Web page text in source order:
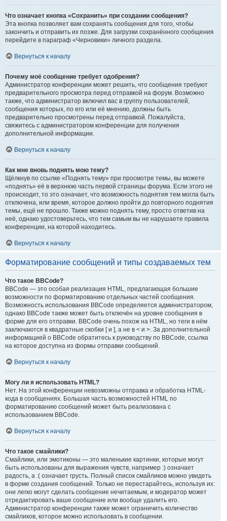
Что означает кнопка «Сохранить» при создании сообщения?
Эта кнопка позволяет вам сохранять сообщения для того, чтобы
закончить и отправить их позже. Для загрузки сохранённого сообщения
перейдите в параграф «Черновики» личного раздела.
Вернуться к началу
Почему моё сообщение требует одобрения?
Администратор конференции может решить, что сообщения требуют
предварительного просмотра перед отправкой на форум. Возможно
также, что администратор включил вас в группу пользователей,
сообщения которых, по его или её мнению, должны быть
предварительно просмотрены перед отправкой. Пожалуйста,
свяжитесь с администратором конференции для получения
дополнительной информации.
Вернуться к началу
Как мне вновь поднять мою тему?
Щёлкнув по ссылке «Поднять тему» при просмотре темы, вы можете
«поднять» её в верхнюю часть первой страницы форума. Если этого не
происходит, то это означает, что возможность поднятия тем могла быть
отключена, или время, которое должно пройти до повторного поднятия
темы, ещё не прошло. Также можно поднять тему, просто ответив на
неё, однако удостоверьтесь, что тем самым вы не нарушаете правила
конференции, на которой находитесь.
Вернуться к началу
Форматирование сообщений и типы создаваемых тем
Что такое BBCode?
BBCode — это особая реализация HTML, предлагающая большие
возможности по форматированию отдельных частей сообщения.
Возможность использования BBCode определяется администратором,
однако BBCode также может быть отключён на уровне сообщения в
форме для его отправки. BBCode очень похож на HTML, но теги в нём
заключаются в квадратные скобки [ и ], а не в < и >. За дополнительной
информацией о BBCode обратитесь к руководству по BBCode, ссылка
на которое доступна из формы отправки сообщений.
Вернуться к началу
Могу ли я использовать HTML?
Нет. На этой конференции невозможны отправка и обработка HTML-
кода в сообщениях. Большая часть возможностей HTML по
форматированию сообщений может быть реализована с
использованием BBCode.
Вернуться к началу
Что такое смайлики?
Смайлики, или эмотиконы — это маленькие картинки, которые могут
быть использованы для выражения чувств, например :) означает
радость, а :( означает грусть. Полный список смайликов можно увидеть
в форме создания сообщений. Только не перестарайтесь, используя их:
они легко могут сделать сообщение нечитаемым, и модератор может
отредактировать ваше сообщение или вообще удалить его.
Администратор конференции также может ограничить количество
смайликов, которое можно использовать в сообщении.